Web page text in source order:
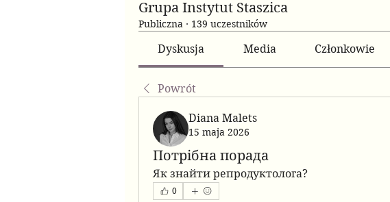
Grupa Instytut Staszica
Publiczna · 139 uczestników
Dyskusja Media Członkowie
Powrót
Diana Malets
15 maja 2026
Потрібна порада
Як знайти репродуктолога?
0